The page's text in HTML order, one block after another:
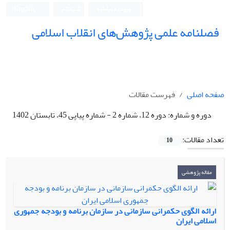
فصلنامه علمی پژوهش‌های انقلاب اسلامی
صفحه اصلی
فهرست مقالات
دوره و شماره:دوره 12، شماره 2 - شماره پیاپی 45، تابستان 1402
تعداد مقالات:
10
مقاله پژوهشی
ارائه الگوی حکمرانی سازمانی در سازمان برنامه و بودجه جمهوری
اسلامی ایران